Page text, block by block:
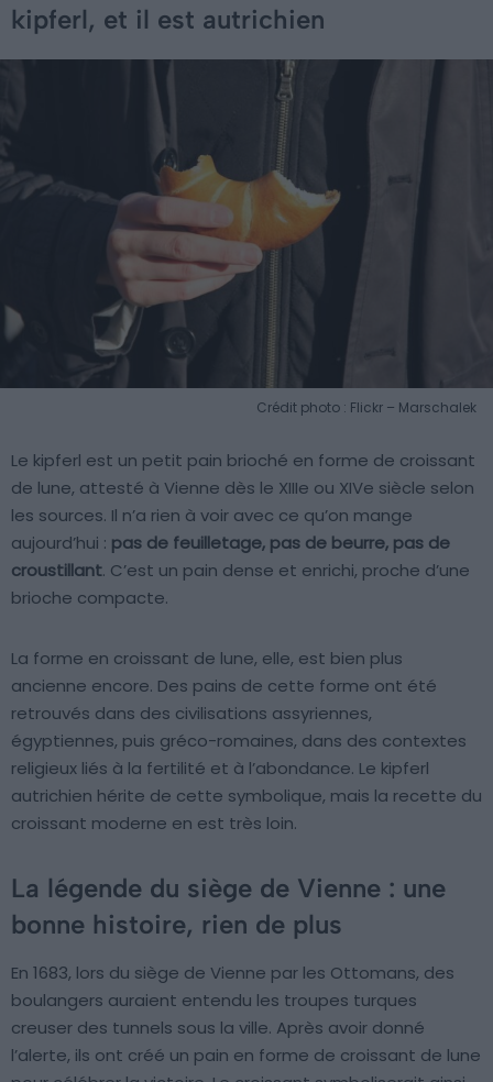
kipferl, et il est autrichien
Crédit photo : Flickr – Marschalek
Le kipferl est un petit pain brioché en forme de croissant
de lune, attesté à Vienne dès le XIIIe ou XIVe siècle selon
les sources. Il n’a rien à voir avec ce qu’on mange
aujourd’hui : pas de feuilletage, pas de beurre, pas de
croustillant. C’est un pain dense et enrichi, proche d’une
brioche compacte.
La forme en croissant de lune, elle, est bien plus
ancienne encore. Des pains de cette forme ont été
retrouvés dans des civilisations assyriennes,
égyptiennes, puis gréco-romaines, dans des contextes
religieux liés à la fertilité et à l’abondance. Le kipferl
autrichien hérite de cette symbolique, mais la recette du
croissant moderne en est très loin.
La légende du siège de Vienne : une
bonne histoire, rien de plus
En 1683, lors du siège de Vienne par les Ottomans, des
boulangers auraient entendu les troupes turques
creuser des tunnels sous la ville. Après avoir donné
l’alerte, ils ont créé un pain en forme de croissant de lune